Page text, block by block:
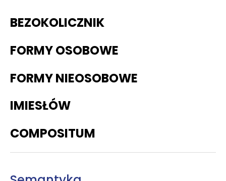
BEZOKOLICZNIK
FORMY OSOBOWE
FORMY NIEOSOBOWE
IMIESŁÓW
COMPOSITUM